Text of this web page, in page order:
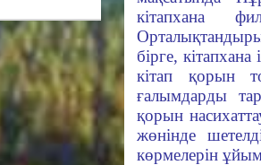
кітапхана
бірге, кітапхана
кітап қорын
ғалымдарды
қорын
жөнінде
көрмелерін